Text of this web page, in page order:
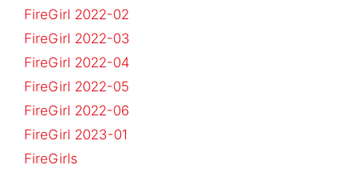
FireGirl 2022-02
FireGirl 2022-03
FireGirl 2022-04
FireGirl 2022-05
FireGirl 2022-06
FireGirl 2023-01
FireGirls